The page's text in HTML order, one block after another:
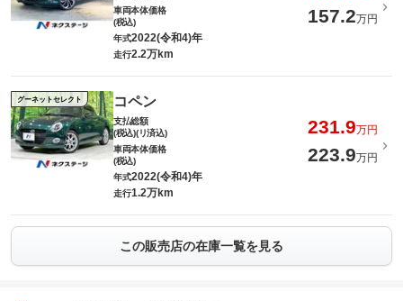
車両本体価格
(税込)
157.2万円
年式2022(令和4)年
走行2.2万km
グーネットセレクト コペン
支払総額
(税込)(リ済込)
231.9万円
車両本体価格
(税込)
223.9万円
年式2022(令和4)年
走行1.2万km
この販売店の在庫一覧を見る